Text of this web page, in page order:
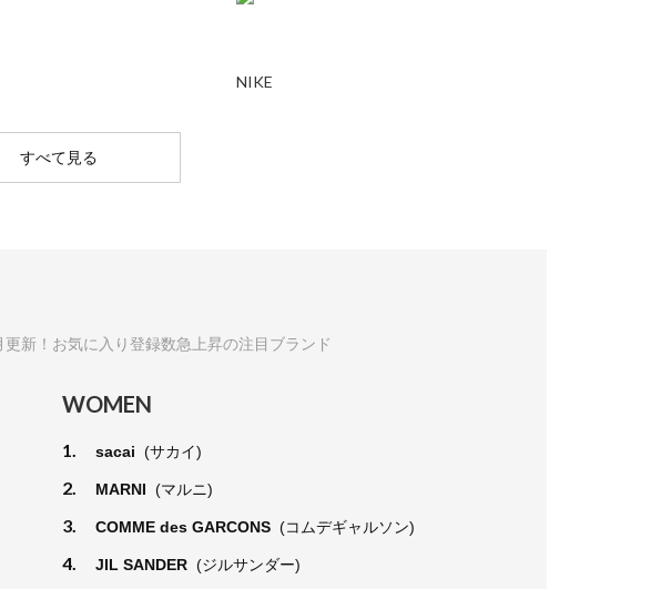
NIKE
すべて見る
更新！お気に入り登録数急上昇の注目ブランド
WOMEN
1. sacai (サカイ)
2. MARNI (マルニ)
3. COMME des GARCONS (コムデギャルソン)
4. JIL SANDER (ジルサンダー)